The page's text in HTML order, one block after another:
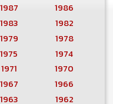
1987
1986
1983
1982
1979
1978
1975
1974
1971
1970
1967
1966
1963
1962